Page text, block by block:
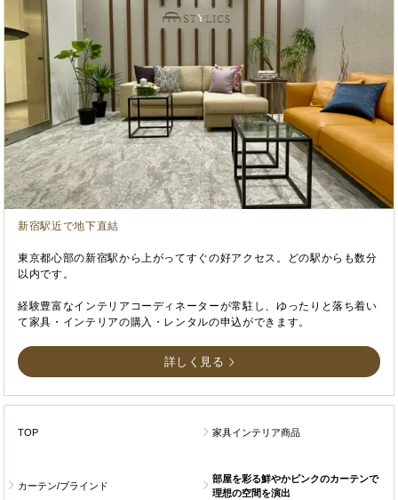
新宿駅近で地下直結
東京都心部の新宿駅から上がってすぐの好アクセス。どの駅からも数分
以内です。
経験豊富なインテリアコーディネーターが常駐し、ゆったりと落ち着い
て家具・インテリアの購入・レンタルの申込ができます。
詳しく見る
TOP 家具インテリア商品
カーテン/ブラインド
部屋を彩る鮮やかピンクのカーテンで
理想の空間を演出